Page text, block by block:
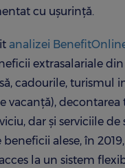
cu uşurinţă.
analizei
extrasalariale
cadourile, turismul
vacanţă),
dar și serviciile de
alese, în
la un sistem